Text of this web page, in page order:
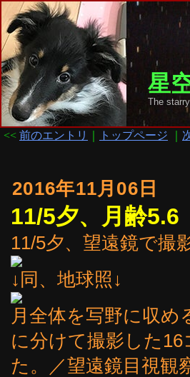
星
The
<< 前のエントリ トップページ
2016年11月06日
11/5夕、月齢5.6
11/5夕、望遠鏡で撮
↓同、地球照↓
月全体を写野に収
に分けて撮影した
た。／望遠鏡目視観